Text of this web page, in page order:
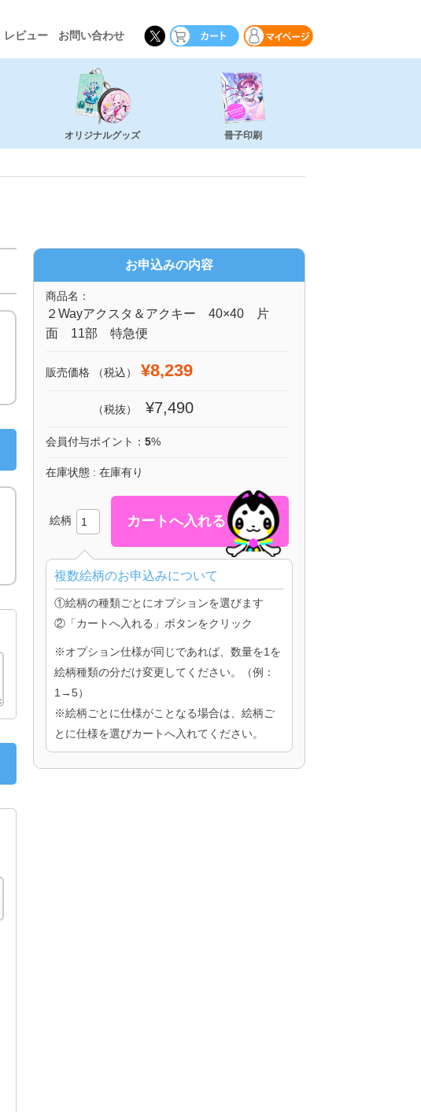
レビュー お問い合わせ
オリジナルグッズ 冊子印刷
お申込みの内容
商品名：
２Wayアクスタ＆アクキー 40×40 片
面 11部 特急便
販売価格 （税込） ¥8,239
（税抜） ¥7,490
会員付与ポイント： 5%
在庫状態 : 在庫有り
絵柄
複数絵柄のお申込みについて
①絵柄の種類ごとにオプションを選びます
②「カートへ入れる」ボタンをクリック
※オプション仕様が同じであれば、数量を1を
絵柄種類の分だけ変更してください。（例：
1→5）
※絵柄ごとに仕様がことなる場合は、絵柄ご
とに仕様を選びカートへ入れてください。